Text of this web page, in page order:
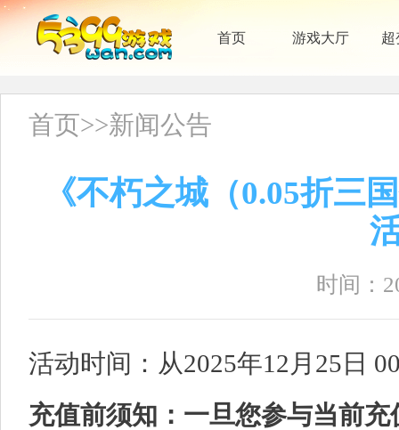
首页 游戏大厅 超
首页>>新闻公告
《不朽之城（0.05折三
时间：
活动时间：从2025年12月25日
充值前须知：一旦您参与当前